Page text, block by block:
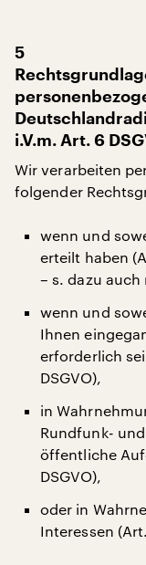
5
i.V.m. Art. 6
Wir verarbeiten
folgender
wenn und
erteilt haben
– s. dazu
wenn und
Ihnen
erforderlich
DSGVO),
in
Rundfunk-
öffentliche
DSGVO),
oder in
Interessen